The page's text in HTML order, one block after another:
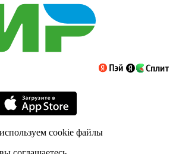
cookie файлы